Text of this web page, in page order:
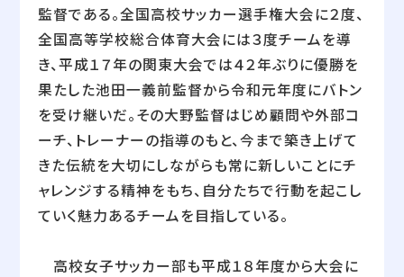
監督である。全国高校サッカー選手権大会に２度、
全国高等学校総合体育大会には３度チームを導
き、平成１７年の関東大会では４２年ぶりに優勝を
果たした池田一義前監督から令和元年度にバトン
を受け継いだ。その大野監督はじめ顧問や外部コ
ーチ、トレーナーの指導のもと、今まで築き上げて
きた伝統を大切にしながらも常に新しいことにチ
ャレンジする精神をもち、自分たちで行動を起こし
ていく魅力あるチームを目指している。
高校女子サッカー部も平成１８年度から大会に